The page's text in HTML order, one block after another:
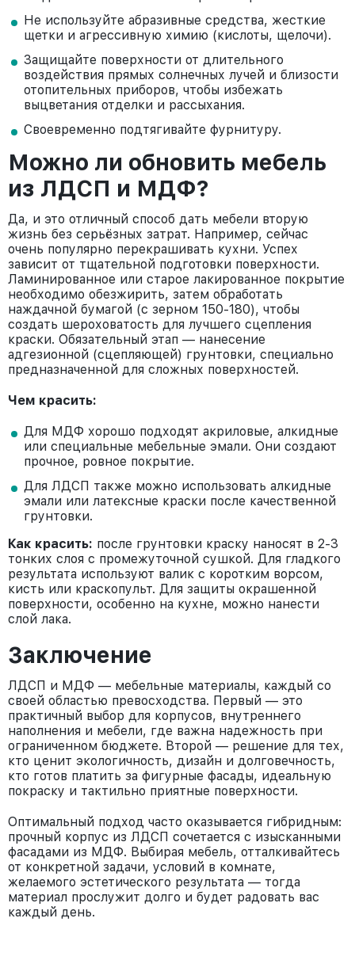
Не используйте абразивные средства, жесткие
щетки и агрессивную химию (кислоты, щелочи).
Защищайте поверхности от длительного
воздействия прямых солнечных лучей и близости
отопительных приборов, чтобы избежать
выцветания отделки и рассыхания.
Своевременно подтягивайте фурнитуру.
Можно ли обновить мебель
из ЛДСП и МДФ?
Да, и это отличный способ дать мебели вторую
жизнь без серьёзных затрат. Например, сейчас
очень популярно перекрашивать кухни. Успех
зависит от тщательной подготовки поверхности.
Ламинированное или старое лакированное покрытие
необходимо обезжирить, затем обработать
наждачной бумагой (с зерном 150-180), чтобы
создать шероховатость для лучшего сцепления
краски. Обязательный этап — нанесение
адгезионной (сцепляющей) грунтовки, специально
предназначенной для сложных поверхностей.
Чем красить:
Для МДФ хорошо подходят акриловые, алкидные
или специальные мебельные эмали. Они создают
прочное, ровное покрытие.
Для ЛДСП также можно использовать алкидные
эмали или латексные краски после качественной
грунтовки.
Как красить: после грунтовки краску наносят в 2-3
тонких слоя с промежуточной сушкой. Для гладкого
результата используют валик с коротким ворсом,
кисть или краскопульт. Для защиты окрашенной
поверхности, особенно на кухне, можно нанести
слой лака.
Заключение
ЛДСП и МДФ — мебельные материалы, каждый со
своей областью превосходства. Первый — это
практичный выбор для корпусов, внутреннего
наполнения и мебели, где важна надежность при
ограниченном бюджете. Второй — решение для тех,
кто ценит экологичность, дизайн и долговечность,
кто готов платить за фигурные фасады, идеальную
покраску и тактильно приятные поверхности.
Оптимальный подход часто оказывается гибридным:
прочный корпус из ЛДСП сочетается с изысканными
фасадами из МДФ. Выбирая мебель, отталкивайтесь
от конкретной задачи, условий в комнате,
желаемого эстетического результата — тогда
материал прослужит долго и будет радовать вас
каждый день.